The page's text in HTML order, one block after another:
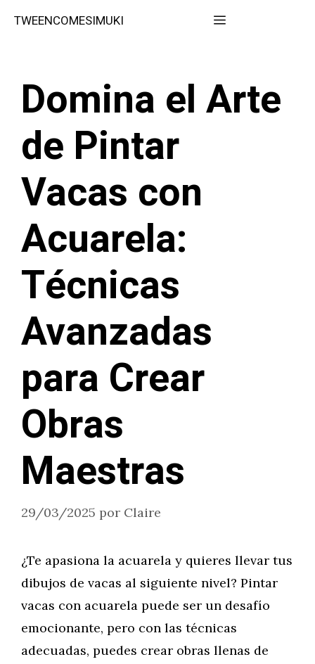
TWEENCOMESIMUKI Menú
Domina el Arte
de Pintar
Vacas con
Acuarela:
Técnicas
Avanzadas
para Crear
Obras
Maestras
29/03/2025 por Claire
¿Te apasiona la acuarela y quieres llevar tus
dibujos de vacas al siguiente nivel? Pintar
vacas con acuarela puede ser un desafío
emocionante, pero con las técnicas
adecuadas, puedes crear obras llenas de